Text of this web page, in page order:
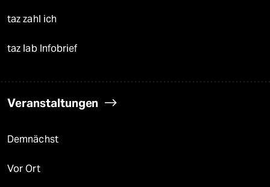
taz zahl ich
taz lab Infobrief
Veranstaltungen
Demnächst
Vor Ort